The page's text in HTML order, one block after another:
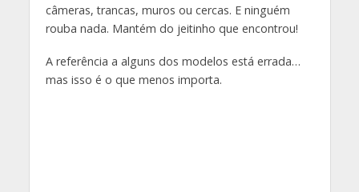
câmeras, trancas, muros ou cercas. E ninguém
rouba nada. Mantém do jeitinho que encontrou!
A referência a alguns dos modelos está errada…
mas isso é o que menos importa.